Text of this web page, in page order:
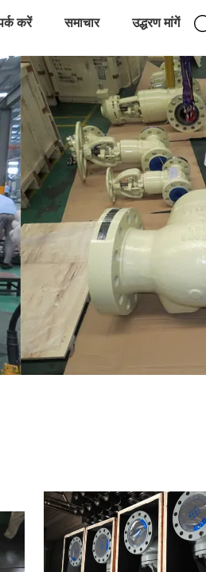
करें समाचार उद्धरण मांगें